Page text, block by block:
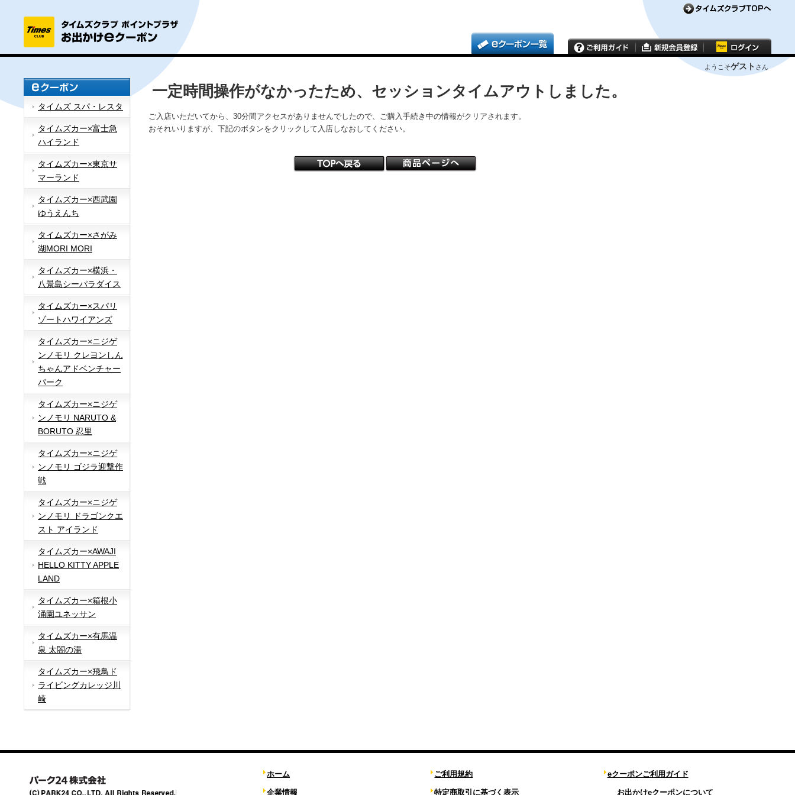
ようこそゲスト さん
タイムズ スパ・レスタ
タイムズカー×富士急
ハイランド
タイムズカー×東京サ
マーランド
タイムズカー×西武園
ゆうえんち
タイムズカー×さがみ
湖MORI MORI
タイムズカー×横浜・
八景島シーパラダイス
タイムズカー×スパリ
ゾートハワイアンズ
タイムズカー×ニジゲ
ンノモリ クレヨンしん
ちゃんアドベンチャー
パーク
タイムズカー×ニジゲ
ンノモリ NARUTO &
BORUTO 忍里
タイムズカー×ニジゲ
ンノモリ ゴジラ迎撃作
戦
タイムズカー×ニジゲ
ンノモリ ドラゴンクエ
スト アイランド
タイムズカー×AWAJI
HELLO KITTY APPLE
LAND
タイムズカー×箱根小
涌園ユネッサン
タイムズカー×有馬温
泉 太閤の湯
タイムズカー×飛鳥ド
ライビングカレッジ川
崎
一定時間操作がなかったため、セッションタイムアウトしました。
ご入店いただいてから、30分間アクセスがありませんでしたので、ご購入手続き中の情報がクリアされます。
おそれいりますが、下記のボタンをクリックして入店しなおしてください。
ホーム
企業情報
ご利用規約
特定商取引に基づく表示
eクーポンご利用ガイド
お出かけeクーポンについて